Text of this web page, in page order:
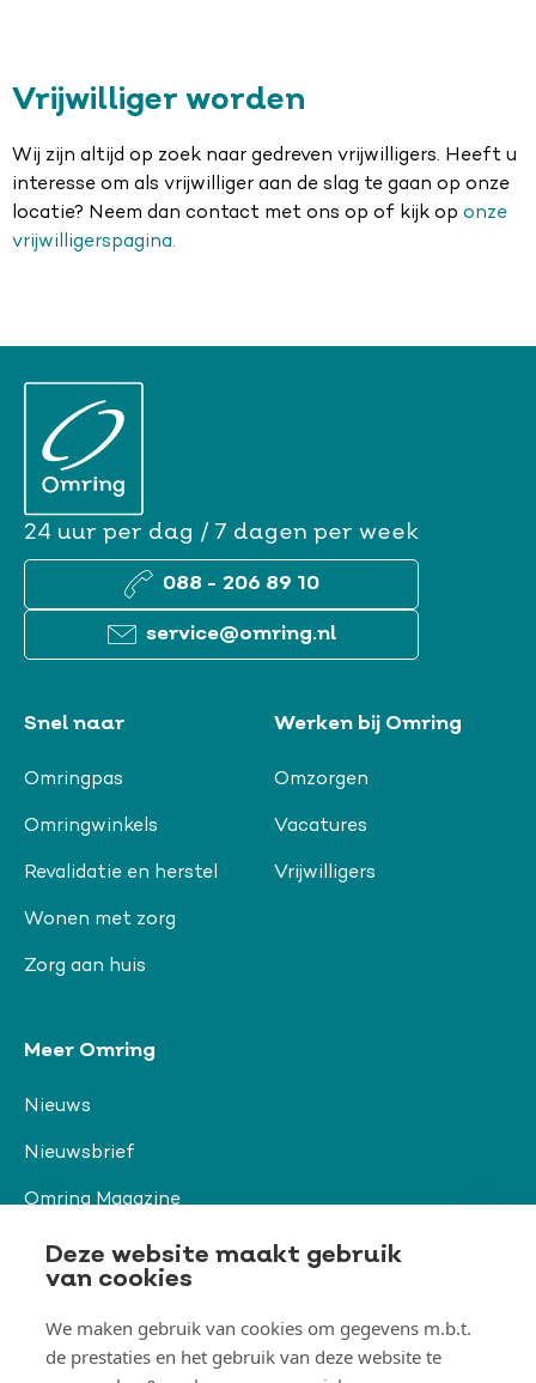
Deze website maakt gebruik
van cookies
We maken gebruik van cookies om gegevens m.b.t.
de prestaties en het gebruik van deze website te
Vrijwilliger worden
Wij zijn altijd op zoek naar gedreven vrijwilligers. Heeft u
interesse om als vrijwilliger aan de slag te gaan op onze
locatie? Neem dan contact met ons op of kijk op onze
vrijwilligerspagina.
24 uur per dag / 7 dagen per week
088 - 206 89 10
service@omring.nl
Snel naar
Omringpas
Omringwinkels
Revalidatie en herstel
Wonen met zorg
Zorg aan huis
Werken bij Omring
Omzorgen
Vacatures
Vrijwilligers
Meer Omring
Nieuws
Nieuwsbrief
Omring Magazine
Verwijzers
Organisatie & beleid